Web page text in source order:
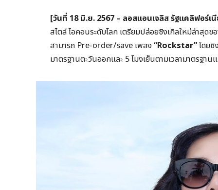
[วันที่ 18 มิ.ย. 2567 – ลอสแอนเจลิส รัฐแคลิฟอร์เ
สไตล์ ไอคอนระดับโลก เตรียมปล่อยซิงเกิลใหม่ล่าสุดข
สามารถ Pre-order/save เพลง“Rockstar”โดยซิ
มาตรฐานตะวันออกและ 5 โมงเย็นตามเวลามาตรฐ